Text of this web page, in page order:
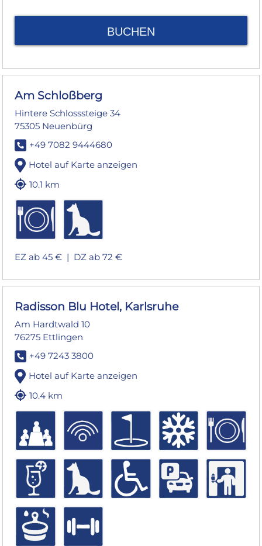
BUCHEN
Am Schloßberg
Hintere Schlosssteige 34
75305 Neuenbürg
+49 7082 9444680
Hotel auf Karte anzeigen
10.1 km
EZ ab 45 € | DZ ab 72 €
Radisson Blu Hotel, Karlsruhe
Am Hardtwald 10
76275 Ettlingen
+49 7243 3800
Hotel auf Karte anzeigen
10.4 km